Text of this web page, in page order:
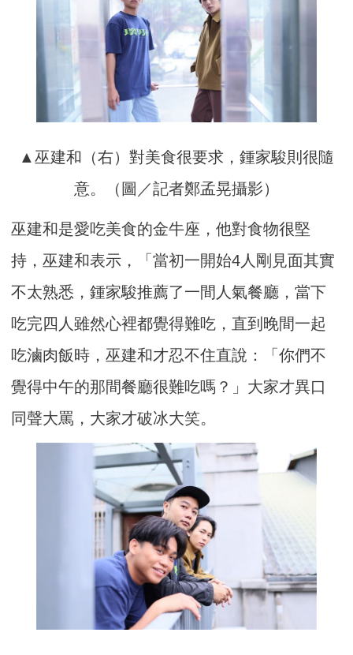
▲巫建和（右）對美食很要求，鍾家駿則很隨
意。（圖／記者鄭孟晃攝影）
巫建和是愛吃美食的金牛座，他對食物很堅
持，巫建和表示，「當初一開始4人剛見面其實
不太熟悉，鍾家駿推薦了一間人氣餐廳，當下
吃完四人雖然心裡都覺得難吃，直到晚間一起
吃滷肉飯時，巫建和才忍不住直說：「你們不
覺得中午的那間餐廳很難吃嗎？」大家才異口
同聲大罵，大家才破冰大笑。